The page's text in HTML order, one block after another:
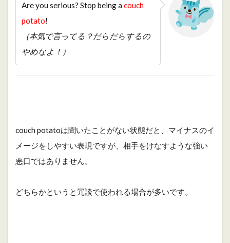
Are you serious? Stop being acouch
potato!
（本気で言ってる？だらだらするの
やめなよ！）
couch potatoは聞いたことがない状態だと、マイナスのイ
メージをしやすい表現ですが、相手をけなすような強い
悪口ではありません。
どちらかというと冗談で使われる場合が多いです。